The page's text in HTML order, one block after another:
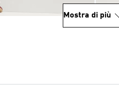
Mostra di più